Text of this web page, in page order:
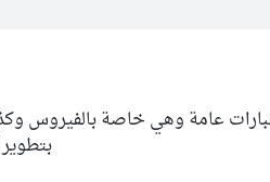
عامة وهي خاصة بالفيروس